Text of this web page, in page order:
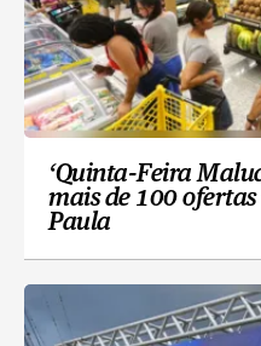
‘Quinta-Feira
mais de 100
Paula